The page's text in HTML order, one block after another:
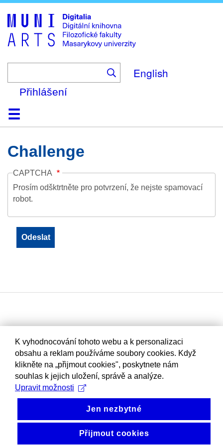
to
main
content
English
Přihlášení
DomůKolekce
Prohlížení
Vyhledávání
O platformě
Nápověda
KontaktDigitalia
Challenge
CAPTCHA
Prosím odšktrtněte pro potvrzení, že nejste spamovací
robot.
K vyhodnocování tohoto webu a k personalizaci
obsahu a reklam používáme soubory cookies. Když
klikněte na „přijmout cookies", poskytnete nám
souhlas k jejich uložení, správě a analýze.
Upravit možnosti
Jen nezbytné
Přijmout cookies